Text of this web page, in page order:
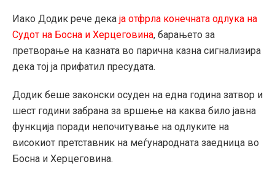
Иако Додик рече дека ја отфрла конечната одлука на
Судот на Босна и Херцеговина, барањето за
претворање на казната во парична казна сигнализира
дека тој ја прифатил пресудата.
Додик беше законски осуден на една година затвор и
шест години забрана за вршење на каква било јавна
функција поради непочитување на одлуките на
високиот претставник на меѓународната заедница во
Босна и Херцеговина.